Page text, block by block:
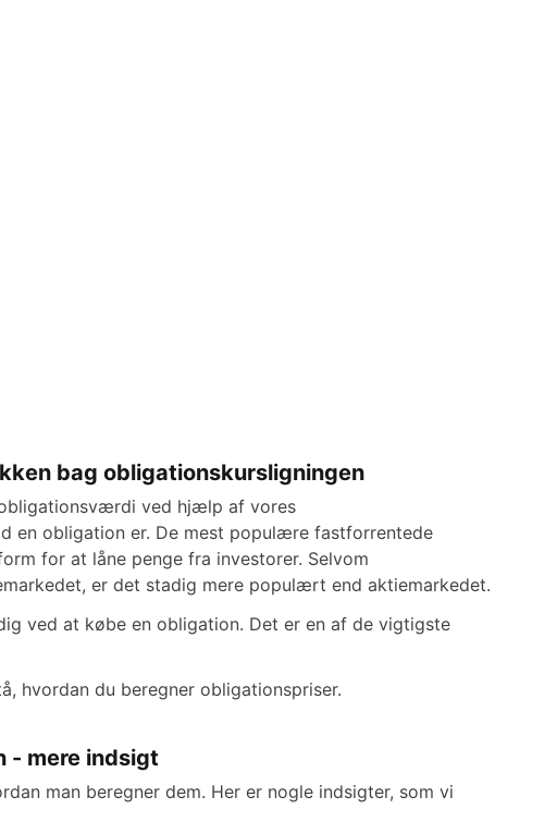
bag obligationskursligningen
ved hjælp af vores
en obligation er. De mest populære fastforrentede
for at låne penge fra investorer. Selvom
er det stadig mere populært end aktiemarkedet.
ved at købe en obligation. Det er en af de vigtigste
hvordan du beregner obligationspriser.
- mere indsigt
man beregner dem. Her er nogle indsigter, som vi